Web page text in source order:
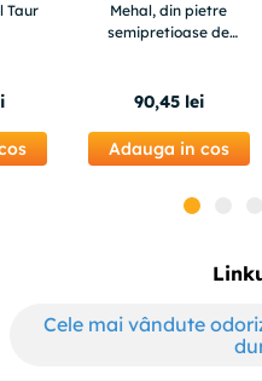
Taur
Mehal, din pietre
semipretioase de
de 6mm
90,45 lei
Adauga in cos
Cele mai vândute